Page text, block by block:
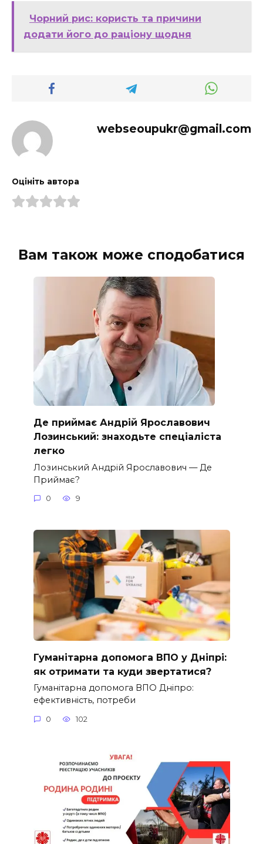
Чорний рис: користь та причини
додати його до раціону щодня
webseoupukr@gmail.com
Оцініть автора
Вам також може сподобатися
Де приймає Андрій Ярославович
Лозинський: знаходьте спеціаліста
легко
Лозинський Андрій Ярославович — Де
Приймає?
0 9
Гуманітарна допомога ВПО у Дніпрі:
як отримати та куди звертатися?
Гуманітарна допомога ВПО Дніпро:
ефективність, потреби
0 102